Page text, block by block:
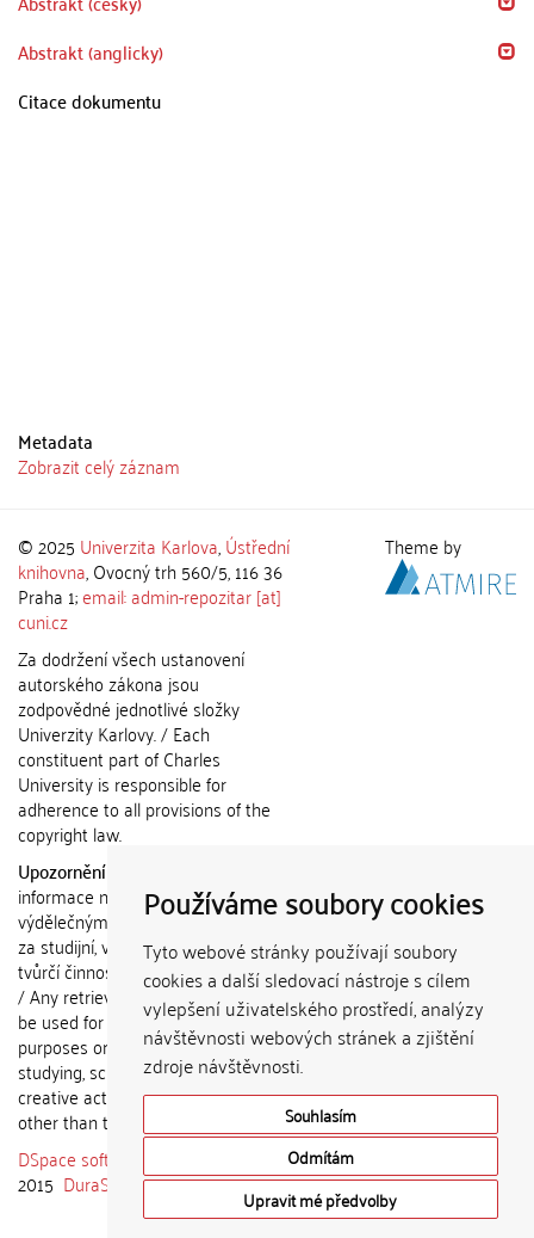
Používáme soubory cookies
Tyto webové stránky používají soubory
cookies a další sledovací nástroje s cílem
vylepšení uživatelského prostředí, analýzy
návštěvnosti webových stránek a zjištění
zdroje návštěvnosti.
Souhlasím
Odmítám
Upravit mé předvolby
Abstrakt (anglicky)
Citace dokumentu
Metadata
Zobrazit celý záznam
© 2025 Univerzita Karlova,Ústřední
knihovna, Ovocný trh 560/5, 116 36
Praha 1;email: admin-repozitar [at]
cuni.cz
Za dodržení všech ustanovení
autorského zákona jsou
zodpovědné jednotlivé složky
Univerzity Karlovy. / Each
constituent part of Charles
University is responsible for
adherence to all provisions of the
copyright law.
Upozornění / Notice:
informace nemohou být použity k
výdělečným účelům nebo vydávány
za studijní, vědeckou nebo jinou
tvůrčí činnost jiné osoby než autora.
/ Any retrieved information shall not
be used for any commercial
purposes or claimed as results of
studying, scientific or any other
creative activities of any person
other than the author.
DSpace software
copyright © 2002-
2015 DuraSpace
Theme by